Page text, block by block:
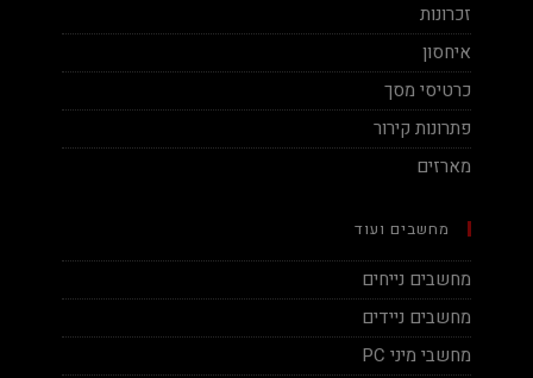
זכרונות
איחסון
כרטיסי מסך
פתרונות קירור
מארזים
מחשבים ועוד
מחשבים נייחים
מחשבים ניידים
מחשבי מיני PC